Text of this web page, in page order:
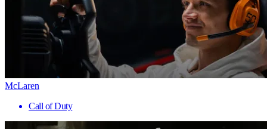
McLaren
Call of Duty